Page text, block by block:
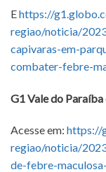
Ehttps://
regiao/noticia/
capivaras-em-
combater-febre-
G1 Vale do Paraíba
Acesse em: https://
regiao/noticia/
de-febre-